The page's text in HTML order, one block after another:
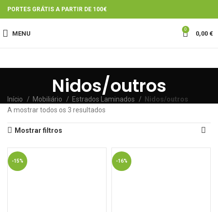
PORTES GRÁTIS A PARTIR DE 100€
MENU
0
0,00 €
Nidos/outros
Início Mobiliário Estrados Laminados
Nidos/outros
A mostrar todos os 3 resultados
Mostrar filtros
-15% -16%